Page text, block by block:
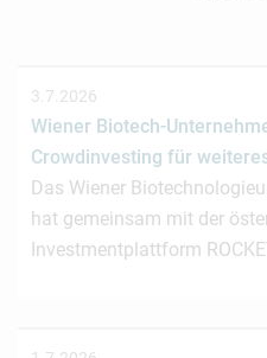
3.7.2026
Wiener Biotech-
Crowdinvesting für
Das Wiener
hat gemeinsam mit der
Investmentplattform